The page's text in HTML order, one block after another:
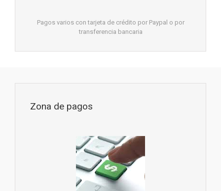
Pagos varios con tarjeta de crédito por Paypal o por
transferencia bancaria
Zona de pagos